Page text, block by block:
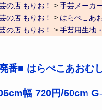
の店 もりお！ > 手芸メーカ
の店 もりお！ > はらぺこあ
の店 もりお！ > 手芸用生地
番■ はらぺこあおむ
幅 720円/50cm